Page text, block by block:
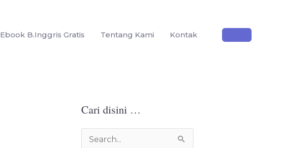
Ebook B.Inggris Gratis Tentang Kami Kontak
Cari disini …